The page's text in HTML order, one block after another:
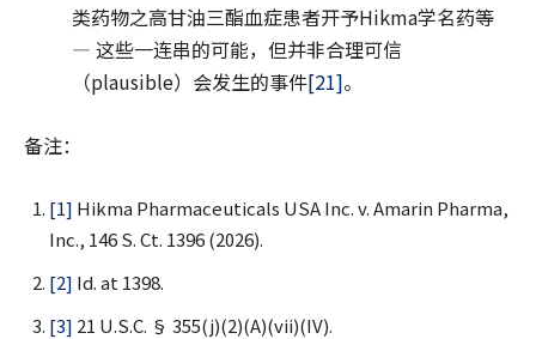
类药物之高甘油三酯血症患者开予Hikma学名药等
— 这些一连串的可能，但并非合理可信
（plausible）会发生的事件[21]。
备注：
[1] Hikma Pharmaceuticals USA Inc. v. Amarin Pharma,
Inc., 146 S. Ct. 1396 (2026).
[2] Id. at 1398.
[3] 21 U.S.C. § 355(j)(2)(A)(vii)(IV).